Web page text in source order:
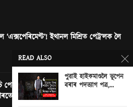
ইথানল মিশ্ৰিত পেট্ৰ’লক লৈ
পেলোৱা এখন ছবি আৰু নতুন দিল্লীত
READ ALSO
পুৱাই হাইকমাণ্ডলৈ ভূপেন
বৰাৰ পদত্যাগ পত্ৰ,...